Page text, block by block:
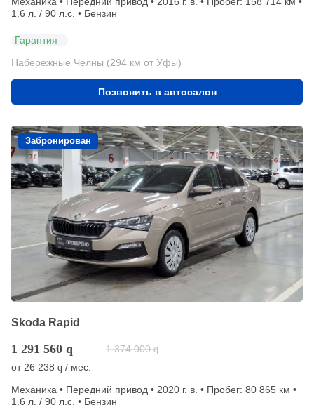
1.6 л. / 90 л.с. • Бензин
Гарантия
Набережные Челны (294 км от Уфы)
Позвонить в автосалон
Забронирован
Skoda Rapid
1 291 560 q 1 374 000 q
от 26 238 q / мес.
Механика • Передний привод • 2020 г. в. • Пробег: 80 865 км •
1.6 л. / 90 л.с. • Бензин